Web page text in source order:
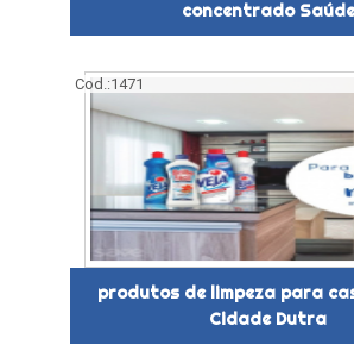
concentrado Saúde
Cod.:1471
produtos de limpeza para
Cidade Dutra